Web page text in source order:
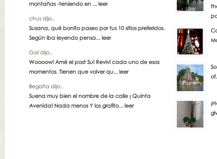
montañas -teniendo en ... leer
chus dijo..
Susana, qué bonito paseo por tus 10 sitios preferidos.
Según iba leyendo pensa... leer
Gal dijo..
Woooow! Amé el post Su! Reviví cada uno de esos
momentos. Tienen que volver qu... leer
Begoña dijo..
Suena muy bien el nombre de la calle ¡ Quinta
Avenida! Nada menos Y los grafito... leer